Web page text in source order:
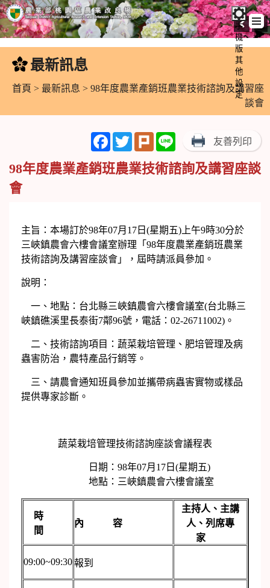
跳
容
手
機
版
其
他
設
定
最新訊息
首頁 > 最新訊息 > 98年度農業產銷班農業技術諮詢及講習座
談會
FacebookTwitterPlurk Line 友善列印
98年度農業產銷班農業技術諮詢及講習座談
會
主旨：本場訂於98年07月17日(星期五)上午9時30分於
三峽鎮農會六樓會議室辦理「98年度農業產銷班農業
技術諮詢及講習座談會」，屆時請派員參加。
說明：
一、地點：台北縣三峽鎮農會六樓會議室(台北縣三
峽鎮礁溪里長泰街7鄰96號，電話：02-26711002)。
二、技術諮詢項目：蔬菜栽培管理、肥培管理及病
蟲害防治，農特產品行銷等。
三、請農會通知班員參加並攜帶病蟲害實物或樣品
提供專家診斷。
蔬菜栽培管理技術諮詢座談會議程表
日期：98年07月17日(星期五)
地點：三峽鎮農會六樓會議室
時
間
內 容
主持人、主講
人、列席專
家
09:00~09:30報到